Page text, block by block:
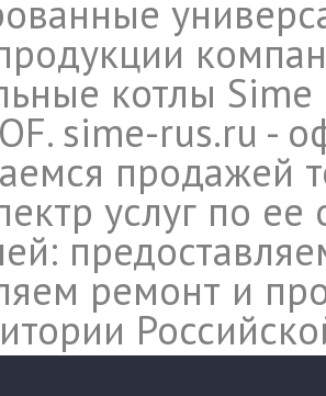
котлы
sime-rus.ru -
продажей
услуг по
ремонт и